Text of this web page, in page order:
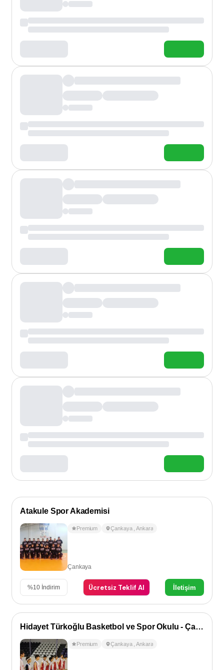
Atakule Spor Akademisi
Premium Çankaya ,Ankara
Çankaya
%10 İndirim Ücretsiz Teklif Al İletişim
Hidayet Türkoğlu Basketbol ve Spor Okulu - Çankaya
Premium Çankaya ,Ankara